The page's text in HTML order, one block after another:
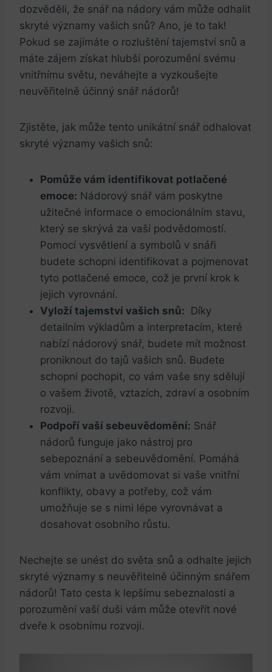
dozvěděli, že snář na nádory vám ⁤může odhalit
skryté ⁢významy vašich ‍snů? Ano, je to tak!
Pokud se zajímáte o rozluštění tajemství⁢ snů a ​
máte zájem ​získat ​hlubší porozumění svému
vnitřnímu‌ světu, ‌neváhejte⁣ a vyzkoušejte
‌neuvěřitelně účinný snář nádorů!
Zjistěte, jak může‌ tento ⁢unikátní snář ⁤odhalovat‌
skryté významy‍ vašich‌ snů:
Pomůže vám identifikovat potlačené
emoce: ​Nádorový snář ‌vám poskytne
užitečné ⁢informace o emocionálním stavu,
který se skrývá⁢ za vaší podvědomostí.
Pomocí ⁢vysvětlení a⁣ symbolů⁤ v snáři
budete schopni‍ identifikovat ​a ‍pojmenovat ​
tyto ⁤potlačené emoce, což je první ⁤krok k
jejich ⁣vyrovnání.
Vyloží‌ tajemství vašich⁣ snů: ⁣ Díky⁢
detailním výkladům a interpretacím, které
nabízí nádorový snář, budete ⁣mít možnost
proniknout do ⁢tajů vašich snů. Budete⁣
schopni pochopit,⁣ co vám vaše sny sdělují
o vašem životě,‌ vztazích, zdraví a ⁢osobním
rozvoji.
Podpoří‌ vaší sebeuvědomění: Snář
nádorů funguje jako⁣ nástroj‌ pro
sebepoznání‌ a sebeuvědomění.‌ Pomáhá‌
vám vnímat a uvědomovat si vaše ⁢vnitřní
konflikty, ‌obavy​ a potřeby,‌ což vám
umožňuje se ‍s‌ nimi lépe vyrovnávat a
dosahovat osobního růstu.
Nechejte se unést do světa snů a ‍odhalte ‍jejich
skryté významy ⁤s ​neuvěřitelně účinným snářem
nádorů! Tato cesta k⁢ lepšímu sebeznalosti a
porozumění ⁢vaší duši vám⁤ může otevřít nové‌
dveře k osobnímu rozvoji.